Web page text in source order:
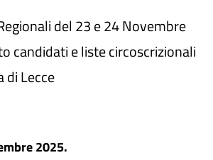
del 23 e 24 Novembre
candidati e liste circoscrizionali
di Lecce
2025.